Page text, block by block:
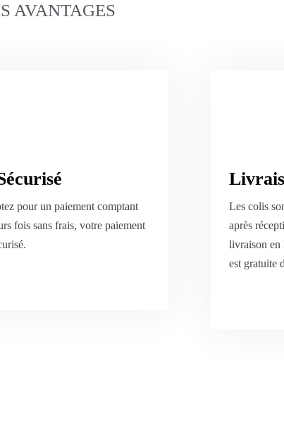
AVANTAGES
pour un paiement comptant
fois sans frais, votre paiement
Les colis
après
livraison en
est gratuite